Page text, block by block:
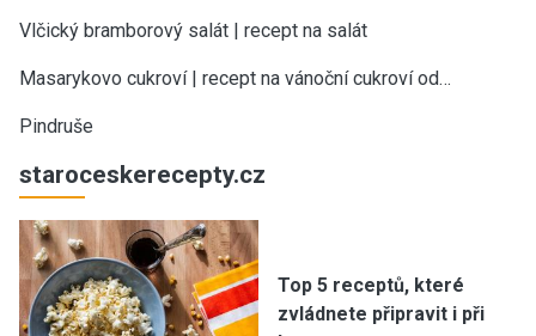
Vlčický bramborový salát | recept na salát
Masarykovo cukroví | recept na vánoční cukroví od…
Pindruše
staroceskerecepty.cz
Top 5 receptů, které
zvládnete připravit i při